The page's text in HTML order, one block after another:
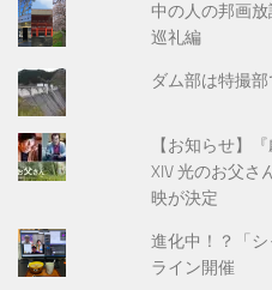
中の人の邦画
巡礼編
ダム部は特撮
【お知らせ】
XIV 光のお父さ
映が決定
進化中！？「
ライン開催